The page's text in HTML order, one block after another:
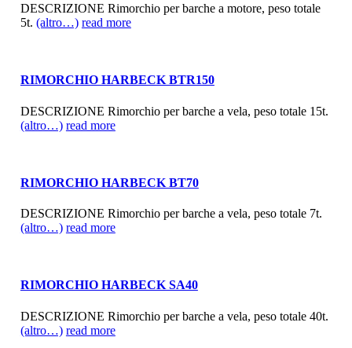
DESCRIZIONE Rimorchio per barche a motore, peso totale
5t. (altro…) read more
RIMORCHIO HARBECK BTR150
DESCRIZIONE Rimorchio per barche a vela, peso totale 15t.
(altro…) read more
RIMORCHIO HARBECK BT70
DESCRIZIONE Rimorchio per barche a vela, peso totale 7t.
(altro…) read more
RIMORCHIO HARBECK SA40
DESCRIZIONE Rimorchio per barche a vela, peso totale 40t.
(altro…) read more